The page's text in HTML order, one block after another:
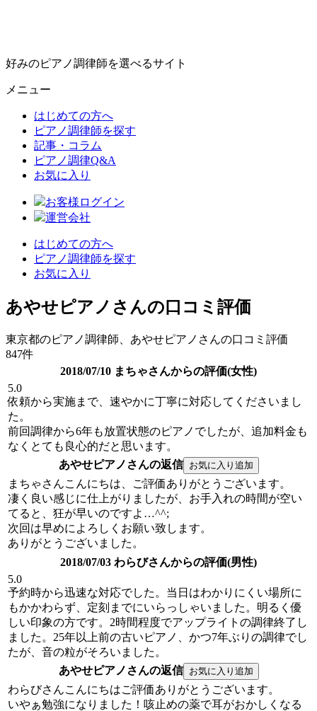
好みのピアノ調律師を選べるサイト
メニュー
はじめての方へ
ピアノ調律師を探す
記事・コラム
ピアノ調律Q&A
お気に入り
お客様ログイン
運営会社
はじめての方へ
ピアノ調律師を探す
お気に入り
あやせピアノさんの口コミ評価
東京都のピアノ調律師、あやせピアノさんの口コミ評価
847件
2018/07/10 まちゃさんからの評価(女性)
5.0
依頼から実施まで、速やかに丁寧に対応してくださいまし
た。
前回調律から6年も放置状態のピアノでしたが、追加料金も
なくとても良心的だと思います。
あやせピアノさんの返信
まちゃさんこんにちは、ご評価ありがとうございます。
凄く良い感じに仕上がりましたが、お手入れの時間が空い
てると、狂が早いのですよ…^^;
次回は早めによろしくお願い致します。
ありがとうございました。
2018/07/03 わらびさんからの評価(男性)
5.0
予約時から迅速な対応でした。当日はわかりにくい場所に
もかかわらず、定刻までにいらっしゃいました。明るく優
しい印象の方です。2時間程度でアップライトの調律終了し
ました。25年以上前の古いピアノ、かつ7年ぶりの調律でし
たが、音の粒がそろいました。
あやせピアノさんの返信
わらびさんこんにちはご評価ありがとうございます。
いやぁ勉強になりました！咳止めの薬で耳がおかしくなる